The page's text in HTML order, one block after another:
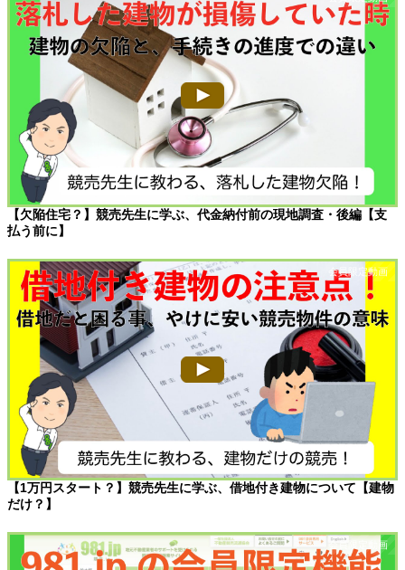
【欠陥住宅？】競売先生に学ぶ、代金納付前の現地調査・後編【支
払う前に】
【1万円スタート？】競売先生に学ぶ、借地付き建物について【建物
だけ？】